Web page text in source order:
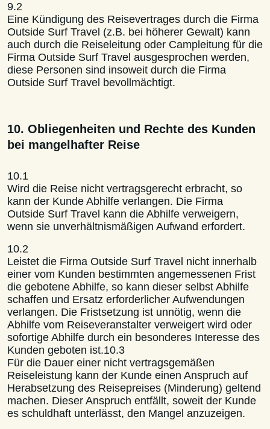
9.2
Eine Kündigung des Reisevertrages durch die Firma
Outside Surf Travel (z.B. bei höherer Gewalt) kann
auch durch die Reiseleitung oder Campleitung für die
Firma Outside Surf Travel ausgesprochen werden,
diese Personen sind insoweit durch die Firma
Outside Surf Travel bevollmächtigt.
10. Obliegenheiten und Rechte des Kunden
bei mangelhafter Reise
10.1
Wird die Reise nicht vertragsgerecht erbracht, so
kann der Kunde Abhilfe verlangen. Die Firma
Outside Surf Travel kann die Abhilfe verweigern,
wenn sie unverhältnismäßigen Aufwand erfordert.
10.2
Leistet die Firma Outside Surf Travel nicht innerhalb
einer vom Kunden bestimmten angemessenen Frist
die gebotene Abhilfe, so kann dieser selbst Abhilfe
schaffen und Ersatz erforderlicher Aufwendungen
verlangen. Die Fristsetzung ist unnötig, wenn die
Abhilfe vom Reiseveranstalter verweigert wird oder
sofortige Abhilfe durch ein besonderes Interesse des
Kunden geboten ist.10.3
Für die Dauer einer nicht vertragsgemäßen
Reiseleistung kann der Kunde einen Anspruch auf
Herabsetzung des Reisepreises (Minderung) geltend
machen. Dieser Anspruch entfällt, soweit der Kunde
es schuldhaft unterlässt, den Mangel anzuzeigen.